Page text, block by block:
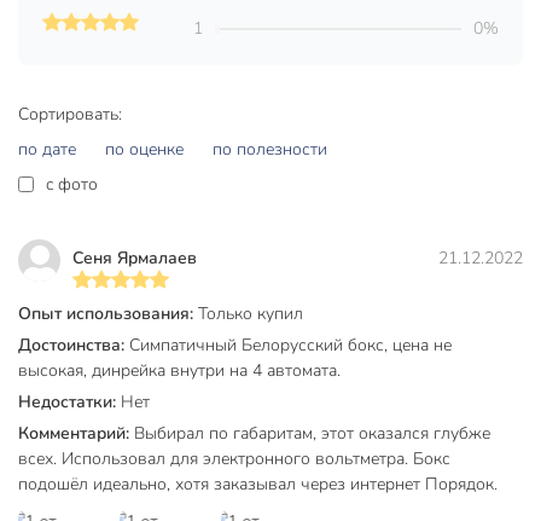
крепежными отверстиями под шурупы)
Степень защиты IP20.
Установочные размеры рейки, мм 27±0,2 мм.
Тип рейки для установки электроаппаратов ТН-35-
Техническая информация
Количество модулей, шт
Материал
пластик
Бренд
Страна производства
Беларусь
Тип
бокс
Сортировать:
по дате
по оценке
по полезности
c фото
Сеня Ярмалаев 21.12.2022
Опыт использования: Только купил
Достоинства: Симпатичный Белорусский бокс, цена не
высокая, динрейка внутри на 4 автомата.
Недостатки: Нет
Комментарий: Выбирал по габаритам, этот оказался глубже
всех. Использовал для электронного вольтметра. Бокс
подошёл идеально, хотя заказывал через интернет Порядок.
1
0%